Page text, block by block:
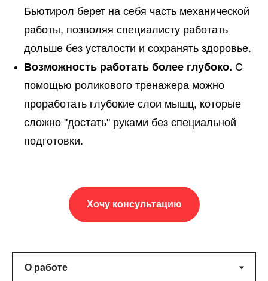
Бьютирол берет на себя часть механической
работы, позволяя специалисту работать
дольше без усталости и сохранять здоровье.
Возможность работать более глубоко. С
помощью роликового тренажера можно
проработать глубокие слои мышц, которые
сложно "достать" руками без специальной
подготовки.
Хочу консультацию